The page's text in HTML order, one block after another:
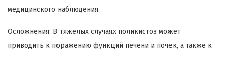
медицинского наблюдения.
Осложнения: В тяжелых случаях поликистоз может
приводить к поражению функций печени и почек, а также к